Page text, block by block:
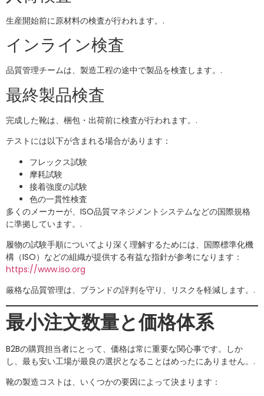
生産開始前に原材料の検査が行われます。.
インライン検査
品質管理チームは、製造工程の途中で製品を検査します。.
最終製品検査
完成した靴は、梱包・出荷前に検査が行われます。.
テストには以下が含まれる場合があります：
フレックス試験
摩耗試験
接着強度の試験
色の一貫性検査
多くのメーカーが、ISO品質マネジメントシステムなどの国際規格
に準拠しています。.
履物の試験手順についてより深く理解するためには、国際標準化機
構（ISO）などの組織が提供する有益な指針が参考になります：
https://www.iso.org
厳格な品質管理は、ブランドの評判を守り、リスクを軽減します。.
最小注文数量と価格体系
B2Bの購買担当者にとって、価格は常に重要な関心事です。しか
し、最も安い工場が最良の選択となることはめったにありません。.
靴の製造コストは、いくつかの要因によって決まります：